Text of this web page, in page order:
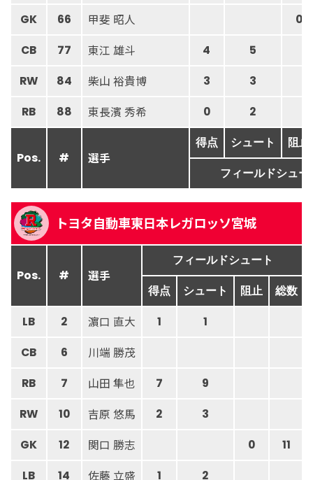
GK 66 甲斐 昭人 0
CB 77 東江 雄斗 4 5
RW 84 柴山 裕貴博 3 3
RB 88 東長濱 秀希 0 2
Pos. # 選手
得点 シュート 阻止
フィールドシュー
トヨタ自動車東日本レガロッソ宮城
Pos. # 選手
フィールドシュート
得点 シュート 阻止 総数
LB 2 濵口 直大 1 1
CB 6 川端 勝茂
RB 7 山田 隼也 7 9
RW 10 吉原 悠馬 2 3
GK 12 関口 勝志 0 11
LB 14 佐藤 立盛 1 2